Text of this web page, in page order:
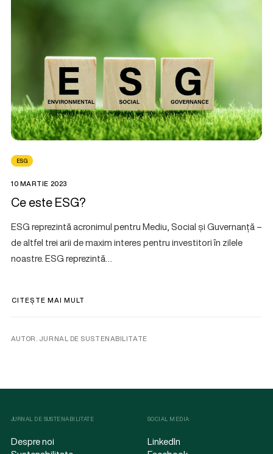
ESG
10 MARTIE 2023
Ce este ESG?
ESG reprezintă acronimul pentru Mediu, Social și Guvernanță –
de altfel trei arii de maxim interes pentru investitori în zilele
noastre. ESG reprezintă…
CITEȘTE MAI MULT
AUTOR. JURNAL DE SUSTENABILITATE
JURNAL DE SUSTENABILITATE
Despre noi
SOCIAL MEDIA
LinkedIn